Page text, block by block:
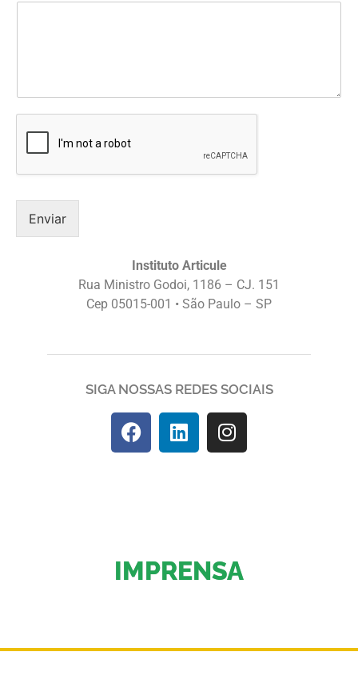
Enviar
Instituto Articule
Rua Ministro Godoi, 1186 – CJ. 151
Cep 05015-001 • São Paulo – SP
SIGA NOSSAS REDES SOCIAIS
IMPRENSA